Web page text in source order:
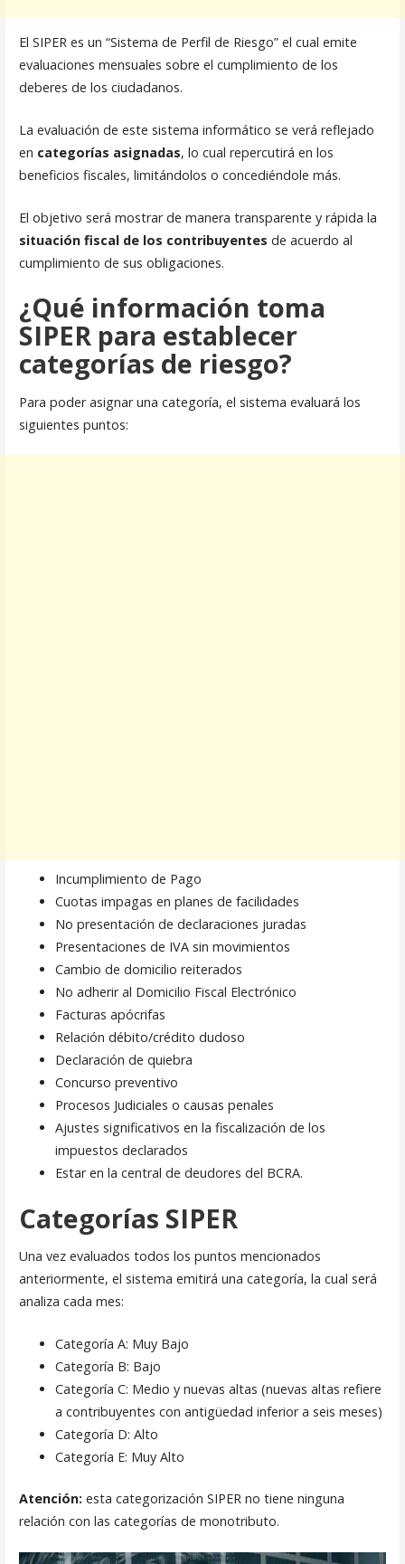
El SIPER es un “Sistema de Perfil de Riesgo” el cual emite
evaluaciones mensuales sobre el cumplimiento de los
deberes de los ciudadanos.
La evaluación de este sistema informático se verá reflejado
en categorías asignadas, lo cual repercutirá en los
beneficios fiscales, limitándolos o concediéndole más.
El objetivo será mostrar de manera transparente y rápida la
situación fiscal de los contribuyentes de acuerdo al
cumplimiento de sus obligaciones.
¿Qué información toma
SIPER para establecer
categorías de riesgo?
Para poder asignar una categoría, el sistema evaluará los
siguientes puntos:
Incumplimiento de Pago
Cuotas impagas en planes de facilidades
No presentación de declaraciones juradas
Presentaciones de IVA sin movimientos
Cambio de domicilio reiterados
No adherir al Domicilio Fiscal Electrónico
Facturas apócrifas
Relación débito/crédito dudoso
Declaración de quiebra
Concurso preventivo
Procesos Judiciales o causas penales
Ajustes significativos en la fiscalización de los
impuestos declarados
Estar en la central de deudores del BCRA.
Categorías SIPER
Una vez evaluados todos los puntos mencionados
anteriormente, el sistema emitirá una categoría, la cual será
analiza cada mes:
Categoría A: Muy Bajo
Categoría B: Bajo
Categoría C: Medio y nuevas altas (nuevas altas refiere
a contribuyentes con antigüedad inferior a seis meses)
Categoría D: Alto
Categoría E: Muy Alto
Atención: esta categorización SIPER no tiene ninguna
relación con las categorías de monotributo.